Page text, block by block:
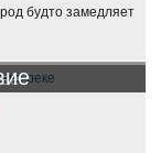
будто замедляет